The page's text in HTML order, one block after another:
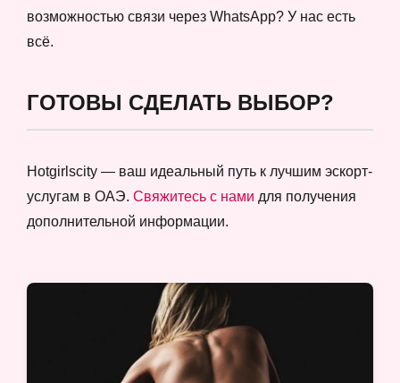
возможностью связи через WhatsApp? У нас есть
всё.
ГОТОВЫ СДЕЛАТЬ ВЫБОР?
Hotgirlscity — ваш идеальный путь к лучшим эскорт-
услугам в ОАЭ. Свяжитесь с нами для получения
дополнительной информации.